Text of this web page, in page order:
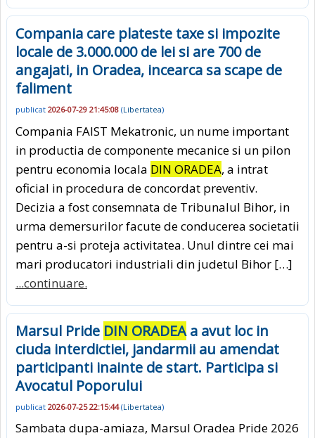
Compania care plateste taxe si impozite
locale de 3.000.000 de lei si are 700 de
angajati, in Oradea, incearca sa scape de
faliment
publicat 2026-07-29 21:45:08 (Libertatea)
Compania FAIST Mekatronic, un nume important
in productia de componente mecanice si un pilon
pentru economia locala DIN ORADEA, a intrat
oficial in procedura de concordat preventiv.
Decizia a fost consemnata de Tribunalul Bihor, in
urma demersurilor facute de conducerea societatii
pentru a-si proteja activitatea. Unul dintre cei mai
mari producatori industriali din judetul Bihor […]
...continuare.
Marsul Pride DIN ORADEAa avut loc in
ciuda interdictiei, jandarmii au amendat
participanti inainte de start. Participa si
Avocatul Poporului
publicat 2026-07-25 22:15:44(Libertatea)
Sambata dupa-amiaza, Marsul Oradea Pride 2026